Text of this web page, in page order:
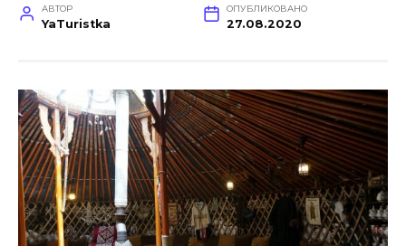
АВТОР
YaTuristka
ОПУБЛИКОВАНО
27.08.2020